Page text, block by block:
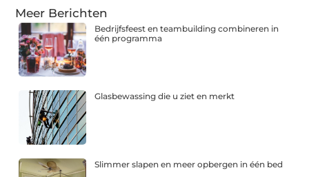
Meer Berichten
Bedrijfsfeest en teambuilding combineren in
één programma
Glasbewassing die u ziet en merkt
Slimmer slapen en meer opbergen in één bed